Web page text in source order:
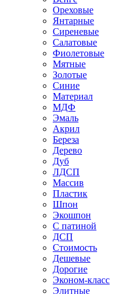
Ореховые
Янтарные
Сиреневые
Салатовые
Фиолетовые
Мятные
Золотые
Синие
Материал
МДФ
Эмаль
Акрил
Береза
Дерево
Дуб
ЛДСП
Массив
Пластик
Шпон
Экошпон
С патиной
ДСП
Стоимость
Дешевые
Дорогие
Эконом-класс
Элитные